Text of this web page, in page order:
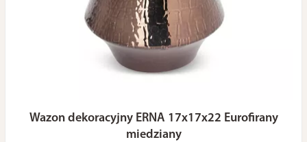
Wazon dekoracyjny ERNA 17x17x22 Eurofirany
miedziany